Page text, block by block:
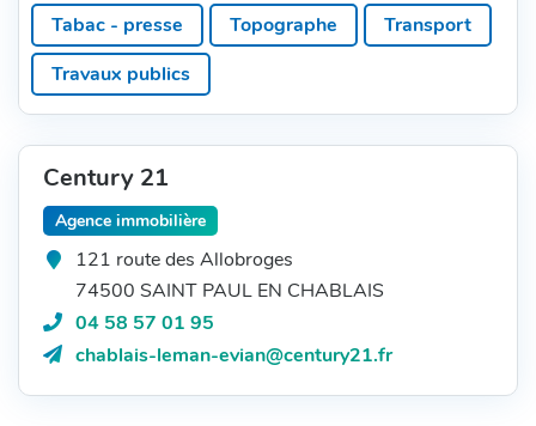
Tabac - presse
Topographe
Transport
Travaux publics
de
recherche
Century 21
Agence immobilière
121 route des Allobroges
74500 SAINT PAUL EN CHABLAIS
Téléphone
:
04 58 57 01 95
Courriel
chablais-leman-evian@century21.fr